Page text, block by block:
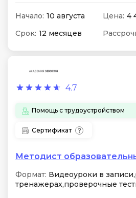
Начало: 10 августа Цена: 4
Срок: 12 месяцев
4.7
Помощь с трудоустройством
Сертификат
Методист
Формат: Видеоуроки в
тренажерах,проверочные